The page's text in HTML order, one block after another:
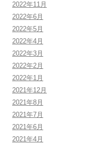
2022年11月
2022年6月
2022年5月
2022年4月
2022年3月
2022年2月
2022年1月
2021年12月
2021年8月
2021年7月
2021年6月
2021年4月